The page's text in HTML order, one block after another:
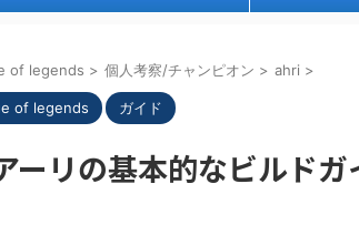
of legends > 個人考察/チャンピオン > ahri >
of legends ガイド
ーリの基本的なビルド